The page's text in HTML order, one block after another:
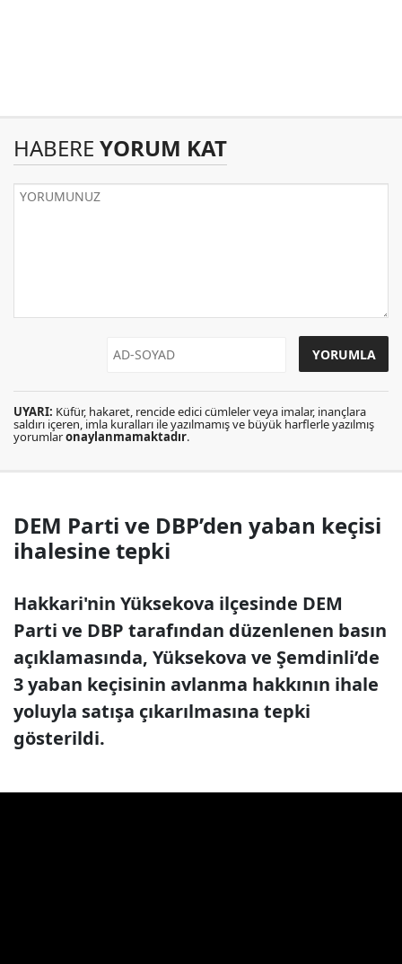
HABERE YORUM KAT
UYARI: Küfür, hakaret, rencide edici cümleler veya imalar, inançlara
saldırı içeren, imla kuralları ile yazılmamış ve büyük harflerle yazılmış
yorumlaronaylanmamaktadır.
DEM Parti ve DBP’den yaban keçisi
ihalesine tepki
Hakkari'nin Yüksekova ilçesinde DEM
Parti ve DBP tarafından düzenlenen basın
açıklamasında, Yüksekova ve Şemdinli’de
3 yaban keçisinin avlanma hakkının ihale
yoluyla satışa çıkarılmasına tepki
gösterildi.